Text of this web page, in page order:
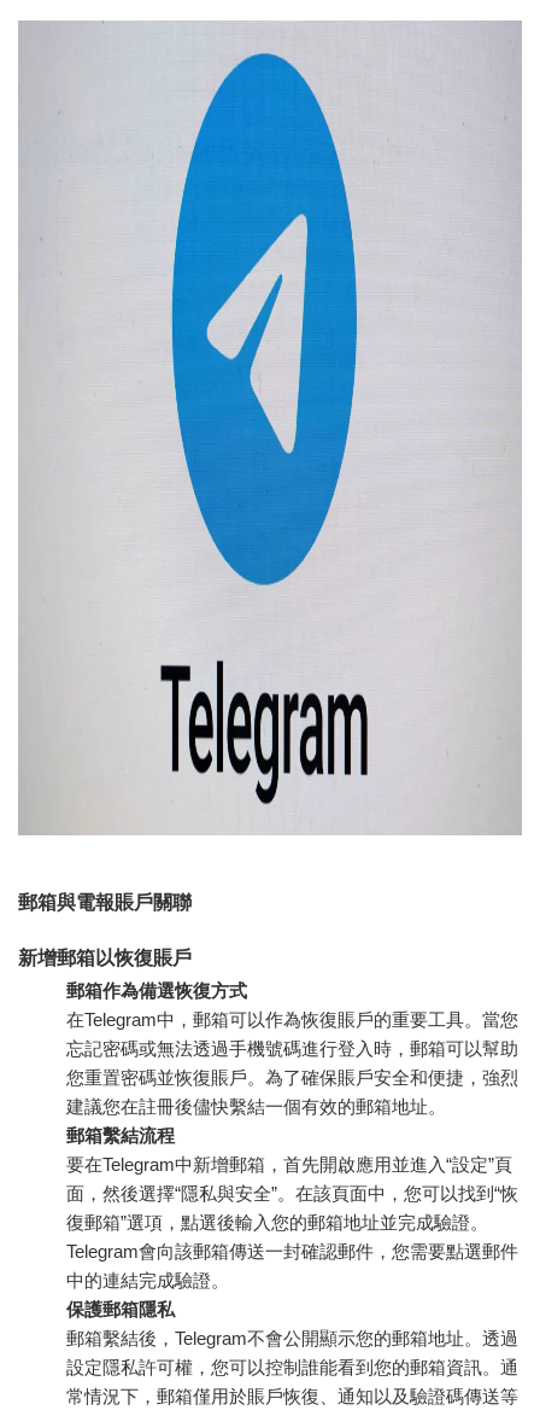
郵箱與電報賬戶關聯
新增郵箱以恢復賬戶
郵箱作為備選恢復方式
在Telegram中，郵箱可以作為恢復賬戶的重要工具。當您
忘記密碼或無法透過手機號碼進行登入時，郵箱可以幫助
您重置密碼並恢復賬戶。為了確保賬戶安全和便捷，強烈
建議您在註冊後儘快繫結一個有效的郵箱地址。
郵箱繫結流程
要在Telegram中新增郵箱，首先開啟應用並進入“設定”頁
面，然後選擇“隱私與安全”。在該頁面中，您可以找到“恢
復郵箱”選項，點選後輸入您的郵箱地址並完成驗證。
Telegram會向該郵箱傳送一封確認郵件，您需要點選郵件
中的連結完成驗證。
保護郵箱隱私
郵箱繫結後，Telegram不會公開顯示您的郵箱地址。透過
設定隱私許可權，您可以控制誰能看到您的郵箱資訊。通
常情況下，郵箱僅用於賬戶恢復、通知以及驗證碼傳送等